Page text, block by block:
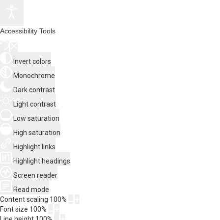
Accessibility Tools
Invert colors
Monochrome
Dark contrast
Light contrast
Low saturation
High saturation
Highlight links
Highlight headings
Screen reader
Read mode
Content scaling 100%
Font size 100%